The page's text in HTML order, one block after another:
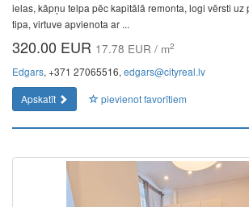
ielas, kāpņu telpa pēc kapitālā remonta, logi vērsti uz
tipa, virtuve apvienota ar ...
320.00 EUR 17.78 EUR / m2
Edgars, +371 27065516, edgars@cityreal.lv
Apskatīt
pievienot favorītiem